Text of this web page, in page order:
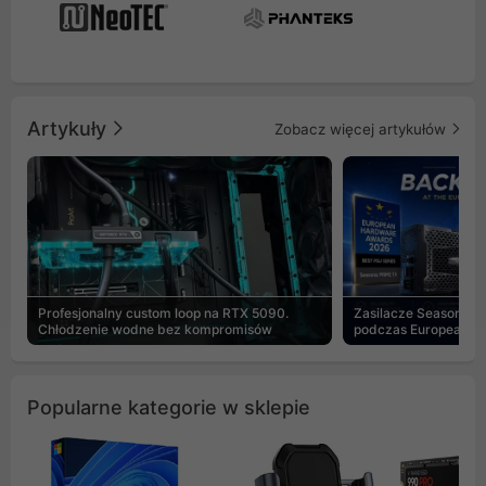
Artykuły Zobacz więcej artykułów
Profesjonalny custom loop na RTX 5090.
Chłodzenie wodne bez kompromisów
Zasilacze Seasonic
podczas European
Popularne kategorie w sklepie